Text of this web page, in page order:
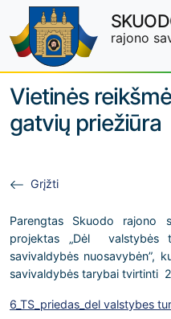
Skip to main content
rajono
Vietinės
gatvių priežiūra
Grįžti
Parengtas Skuodo rajono
projektas „Dėl valstybės
savivaldybės nuosavybėn”,
savivaldybės tarybai tvirtinti
6_TS_priedas_del valstybes